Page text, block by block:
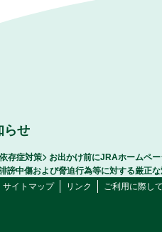
らせ
存症対策
お出かけ前にJRAホームペ
謗中傷および脅迫行為等に対する厳正
サイトマップ リンク ご利用に際し